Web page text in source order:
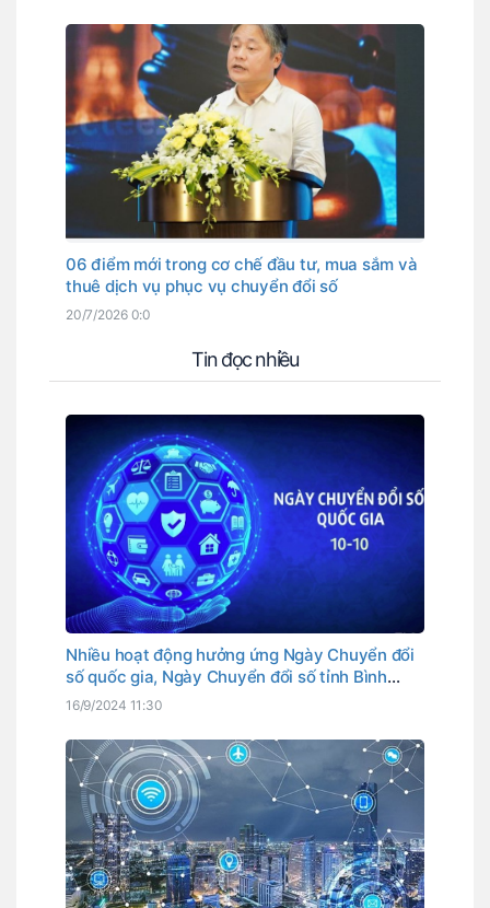
06 điểm mới trong cơ chế đầu tư, mua sắm và
thuê dịch vụ phục vụ chuyển đổi số
20/7/2026 0:0
Tin đọc nhiều
Nhiều hoạt động hưởng ứng Ngày Chuyển đổi
số quốc gia, Ngày Chuyển đổi số tỉnh Bình
Thuận
16/9/2024 11:30